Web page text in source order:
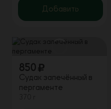
Добавить
850
Судак запечённый в
пергаменте